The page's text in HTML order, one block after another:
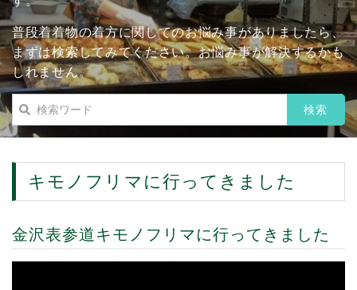
普段着着物の着方に関してのお悩み事がありましたら、
まずは検索してみてください。お悩み事が解決するかも
しれません。
キモノフリマに行ってきました
金沢表参道キモノフリマに行ってきました